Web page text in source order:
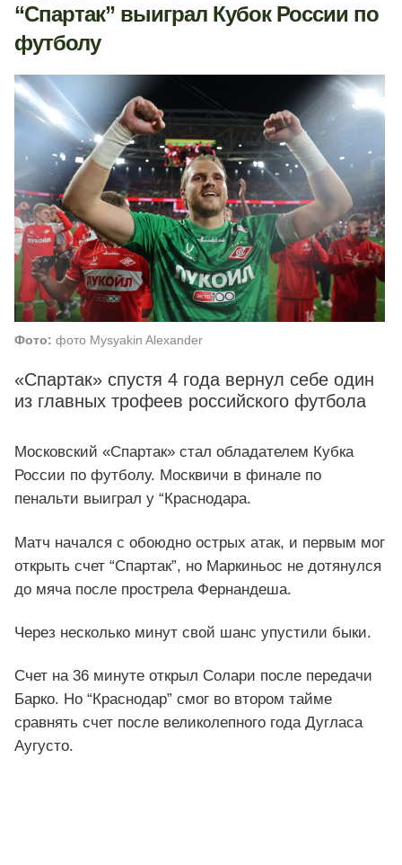
“Спартак” выиграл Кубок России по
футболу
Фото: фото Mysyakin Alexander
«Спартак» спустя 4 года вернул себе один
из главных трофеев российского футбола
Московский «Спартак» стал обладателем Кубка
России по футболу. Москвичи в финале по
пенальти выиграл у “Краснодара.
Матч начался с обоюдно острых атак, и первым мог
открыть счет “Спартак”, но Маркиньос не дотянулся
до мяча после прострела Фернандеша.
Через несколько минут свой шанс упустили быки.
Счет на 36 минуте открыл Солари после передачи
Барко. Но “Краснодар” смог во втором тайме
сравнять счет после великолепного года Дугласа
Аугусто.